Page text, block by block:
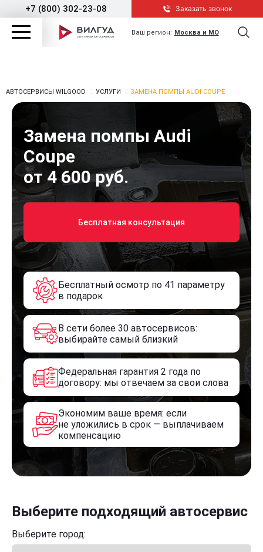
+7 (800) 302-23-08 Заказать звонок
Ваш регион: Москва и МО
АВТОСЕРВИСЫ WILGOOD УСЛУГИ ЗАМЕНА ПОМПЫ AUDI COUPE
Замена помпы Audi
Coupe
от 4 600 руб.
Бесплатная консультация
Бесплатный осмотр по 41 параметру
в подарок
В сети более 30 автосервисов:
выбирайте самый близкий
Федеральная гарантия 2 года по
договору: мы отвечаем за свои слова
Экономим ваше время: если
не уложились в срок — выплачиваем
компенсацию
Выберите подходящий автосервис
Выберите город: